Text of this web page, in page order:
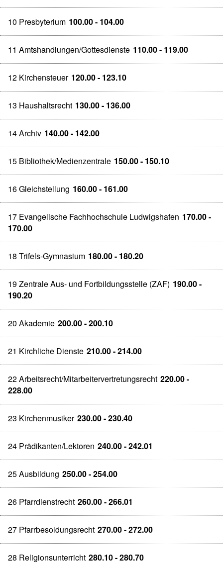
10 Presbyterium 100.00 - 104.00
11 Amtshandlungen/Gottesdienste 110.00 - 119.00
12 Kirchensteuer 120.00 - 123.10
13 Haushaltsrecht 130.00 - 136.00
14 Archiv 140.00 - 142.00
15 Bibliothek/Medienzentrale 150.00 - 150.10
16 Gleichstellung 160.00 - 161.00
17 Evangelische Fachhochschule Ludwigshafen 170.00 -
170.00
18 Trifels-Gymnasium 180.00 - 180.20
19 Zentrale Aus- und Fortbildungsstelle (ZAF) 190.00 -
190.20
20 Akademie 200.00 - 200.10
21 Kirchliche Dienste 210.00 - 214.00
22 Arbeitsrecht/Mitarbeitervertretungsrecht 220.00 -
228.00
23 Kirchenmusiker 230.00 - 230.40
24 Prädikanten/Lektoren 240.00 - 242.01
25 Ausbildung 250.00 - 254.00
26 Pfarrdienstrecht 260.00 - 266.01
27 Pfarrbesoldungsrecht 270.00 - 272.00
28 Religionsunterricht 280.10 - 280.70